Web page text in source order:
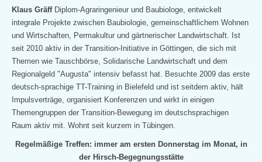
Klaus Gräff Diplom-Agraringenieur und Baubiologe, entwickelt
integrale Projekte zwischen Baubiologie, gemeinschaftlichem Wohnen
und Wirtschaften, Permakultur und gärtnerischer Landwirtschaft. Ist
seit 2010 aktiv in der Transition-Initiative in Göttingen, die sich mit
Themen wie Tauschbörse, Solidarische Landwirtschaft und dem
Regionalgeld "Augusta" intensiv befasst hat. Besuchte 2009 das erste
deutsch-sprachige TT-Training in Bielefeld und ist seitdem aktiv, hält
Impulsverträge, organisiert Konferenzen und wirkt in einigen
Themengruppen der Transition-Bewegung im deutschsprachigen
Raum aktiv mit. Wohnt seit kurzem in Tübingen.
Regelmäßige Treffen: immer am ersten Donnerstag im Monat, in
der Hirsch-Begegnungsstätte